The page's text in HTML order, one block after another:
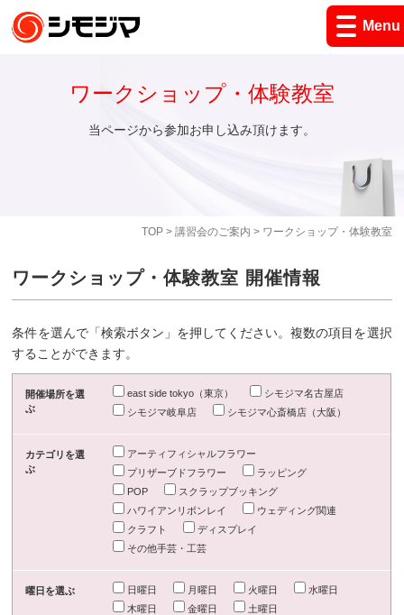
Menu
TOP> 講習会のご案内 > ワークショップ・体験教室
ワークショップ・体験教室
当ページから参加お申し込み頂けます。
ワークショップ・体験教室 開催情報
条件を選んで「検索ボタン」を押してください。複数の項目を選択
することができます。
開催場所を選
ぶ
east side tokyo（東京）
シモジマ名古屋店
シモジマ岐阜店
シモジマ心斎橋店（大阪）
カテゴリを選
ぶ
アーティフィシャルフラワー
プリザーブドフラワー
ラッピング
POP
スクラップブッキング
ハワイアンリボンレイ
ウェディング関連
クラフト
ディスプレイ
その他手芸・工芸
曜日を選ぶ 日曜日 月曜日 火曜日
水曜日
木曜日
金曜日 土曜日